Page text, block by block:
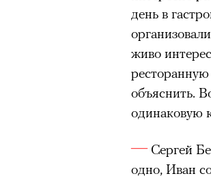
день в
живо
ресторанную
объяснить.
одинаковую
Сергей
одно, Иван